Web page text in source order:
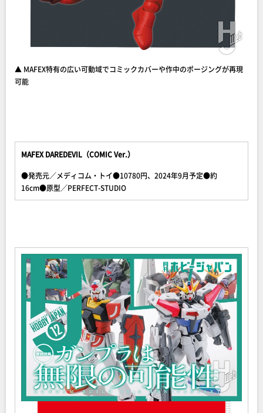
▲ MAFEX特有の広い可動域でコミックカバーや作中のポージングが再現
可能
MAFEX DAREDEVIL（COMIC Ver.）
●発売元／メディコム・トイ●10780円、2024年9月予定●約
16cm●原型／PERFECT-STUDIO